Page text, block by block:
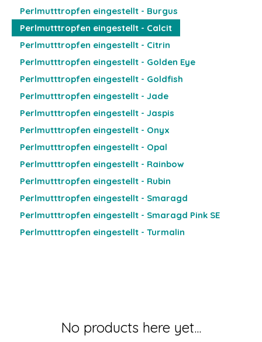
Perlmutttropfen eingestellt - Burgus
Perlmutttropfen eingestellt - Calcit
Perlmutttropfen eingestellt - Citrin
Perlmutttropfen eingestellt - Golden Eye
Perlmutttropfen eingestellt - Goldfish
Perlmutttropfen eingestellt - Jade
Perlmutttropfen eingestellt - Jaspis
Perlmutttropfen eingestellt - Onyx
Perlmutttropfen eingestellt - Opal
Perlmutttropfen eingestellt - Rainbow
Perlmutttropfen eingestellt - Rubin
Perlmutttropfen eingestellt - Smaragd
Perlmutttropfen eingestellt - Smaragd Pink SE
Perlmutttropfen eingestellt - Turmalin
No products here yet...